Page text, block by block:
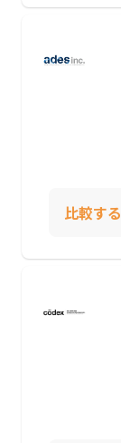
比較する